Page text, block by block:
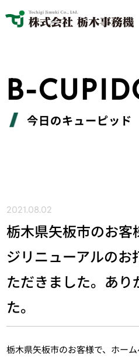
B-
今日のキューピッド
2021.08.02
栃木県矢板市のお客
ジリニューアルのお
ただきました。あり
た。
栃木県矢板市のお客様で、ホー